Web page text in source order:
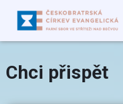
Chci přispět